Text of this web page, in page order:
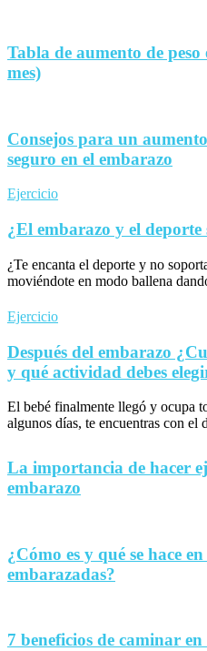
Tabla de aumento de peso
mes)
Consejos para un
seguro en el embarazo
Ejercicio
¿El embarazo y el deporte
¿Te encanta el deporte y no
moviéndote en modo ballena
Ejercicio
Después del embarazo
y qué actividad debes
El bebé finalmente llegó y ocupa
algunos días, te encuentras con el
La importancia de hacer
embarazo
¿Cómo es y qué se hace
embarazadas?
7 beneficios de caminar